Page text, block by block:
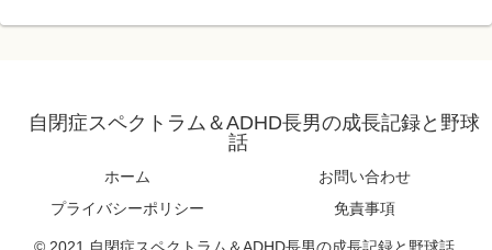
自閉症スペクトラム＆ADHD長男の成長記録と野球
話
ホーム
お問い合わせ
プライバシーポリシー
免責事項